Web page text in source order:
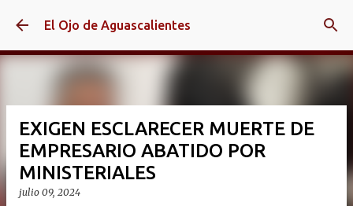
Ir al contenido principal
El Ojo de Aguascalientes
EXIGEN ESCLARECER MUERTE DE
EMPRESARIO ABATIDO POR
MINISTERIALES
julio 09, 2024